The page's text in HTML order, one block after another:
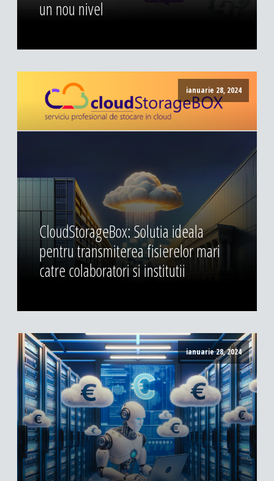
un nou nivel
ianuarie 28, 2024
CloudStorageBox: Solutia ideala
pentru transmiterea fisierelor mari
catre colaboratori si institutii
ianuarie 28, 2024